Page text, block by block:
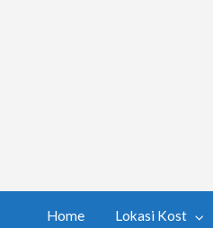
Home Lokasi Kost